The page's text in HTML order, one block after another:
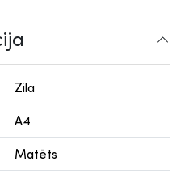
Zila
A4
Matēts